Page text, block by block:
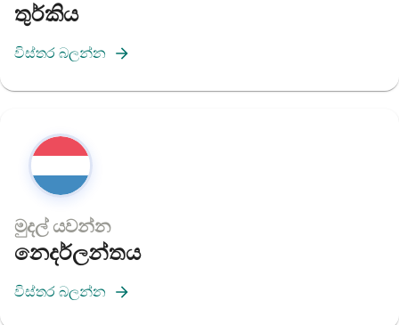
තුර්කිය
විස්තර බලන්න
මුදල් යවන්න
නෙදර්ලන්තය
විස්තර බලන්න